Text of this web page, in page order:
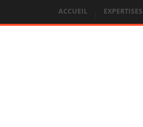
ACCUEIL EXPERTISES